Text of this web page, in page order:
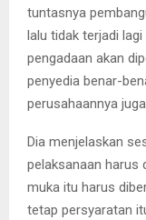
tuntasnya
lalu tidak terjadi
pengadaan akan
penyedia benar-
perusahaannya
Dia menjelaskan
pelaksanaan harus
muka itu harus
tetap persyaratan